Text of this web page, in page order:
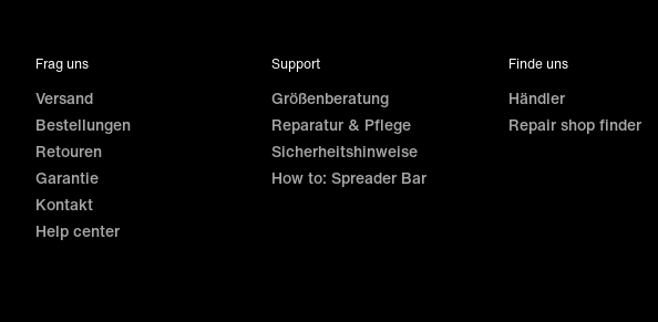
Frag uns
Versand
Bestellungen
Retouren
Garantie
Kontakt
Help center
Support
Größenberatung
Reparatur & Pflege
Sicherheitshinweise
How to: Spreader Bar
Finde uns
Händler
Repair shop finder